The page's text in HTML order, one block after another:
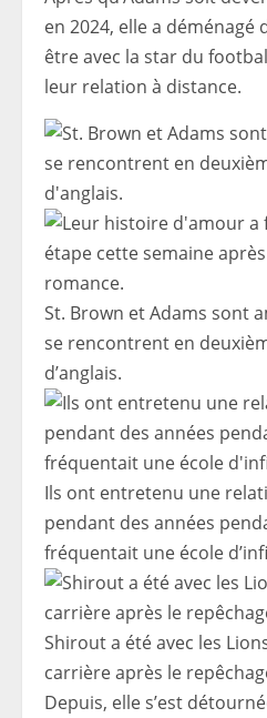
en 2024, elle a
être avec la star du
leur relation à distance.
St. Brown et Adams sont
se rencontrent en
d’anglais.
Ils ont entretenu une
pendant des années
fréquentait une école
Shirout a été avec les
carrière après le
Depuis, elle s’est